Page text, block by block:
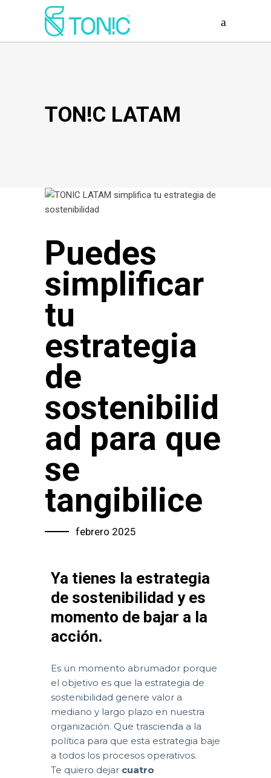
TON!C LATAM
Puedes
simplificar
tu
estrategia
de
sostenibilid
ad para que
se
tangibilice
febrero 2025
Ya tienes la estrategia
de sostenibilidad y es
momento de bajar a la
acción.
Es un momento abrumador porque
el objetivo es que la estrategia de
sostenibilidad genere valor a
mediano y largo plazo en nuestra
organización. Que trascienda a la
política para que esta estrategia baje
a todos los procesos operativos.
Te quiero dejar cuatro